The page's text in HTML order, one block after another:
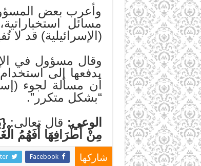
وأعرب بعض
مسائل
(الإسرائيلية) قد
وقال مسؤول في
يدفعها إلى
أن مسألة لجوء
“بشكل متكرر”.
الوعي: قال تعالى:
مِنْ أَطْرَافِهَا أَفَهُمُ
شاركها Facebook